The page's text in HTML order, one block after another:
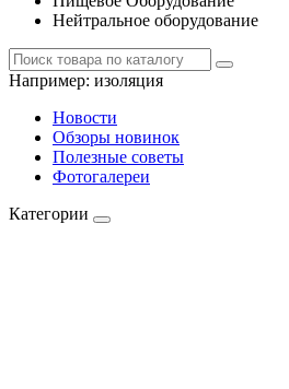
Нейтральное оборудование
Например: изоляция
Новости
Обзоры новинок
Полезные советы
Фотогалереи
Категории